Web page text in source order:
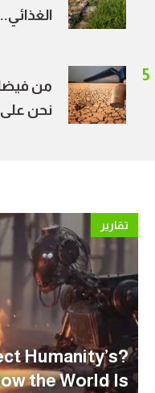
5
من
نحن على
تقارير
Humanity’s
the World Is